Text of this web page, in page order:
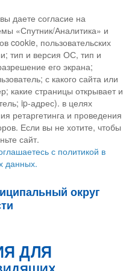
даете согласие на
«Спутник/Аналитика» и
cookie, пользовательских
тип и версия ОС, тип и
его экрана;
с какого сайта или
какие страницы открывает и
ip-адрес). в целях
ретаргетинга и проведения
Если вы не хотите, чтобы
сайт.
с политикой в
данных.